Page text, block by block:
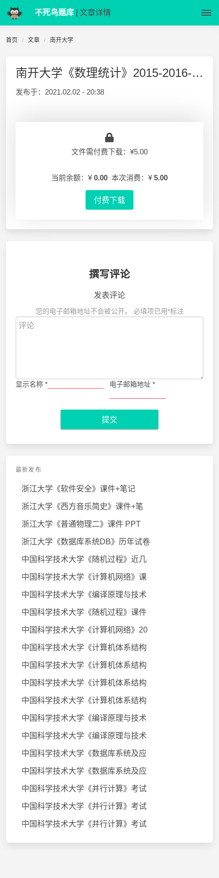
不死鸟题库 | 文章详情
首页 文章 南开大学
南开大学《数理统计》2015-2016-1 期末试卷b
发布于： 2021.02.02 - 20:38
文件需付费下载：¥5.00
当前余额：¥ 0.00 本次消费：¥ 5.00
付费下载
撰写评论
发表评论
您的电子邮箱地址不会被公开。 必填项已用*标注
显示名称 * 电子邮箱地址 *
提交
最新发布
浙江大学《软件安全》课件+笔记
浙江大学《西方音乐简史》课件+笔
浙江大学《普通物理二》课件 PPT
浙江大学《数据库系统DB》历年试卷
中国科学技术大学《随机过程》近几
中国科学技术大学《计算机网络》课
中国科学技术大学《编译原理与技术
中国科学技术大学《随机过程》课件
中国科学技术大学《计算机网络》20
中国科学技术大学《计算机体系结构
中国科学技术大学《计算机体系结构
中国科学技术大学《计算机体系结构
中国科学技术大学《计算机体系结构
中国科学技术大学《编译原理与技术
中国科学技术大学《编译原理与技术
中国科学技术大学《数据库系统及应
中国科学技术大学《数据库系统及应
中国科学技术大学《并行计算》考试
中国科学技术大学《并行计算》考试
中国科学技术大学《并行计算》考试